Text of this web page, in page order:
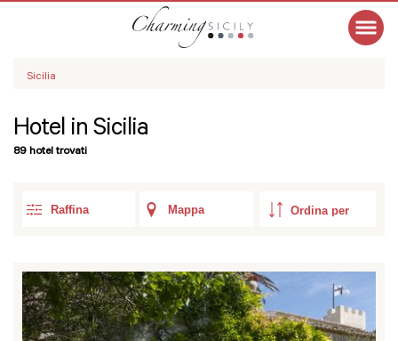
Sicilia
Hotel in Sicilia
89 hotel trovati
Raffina Mappa